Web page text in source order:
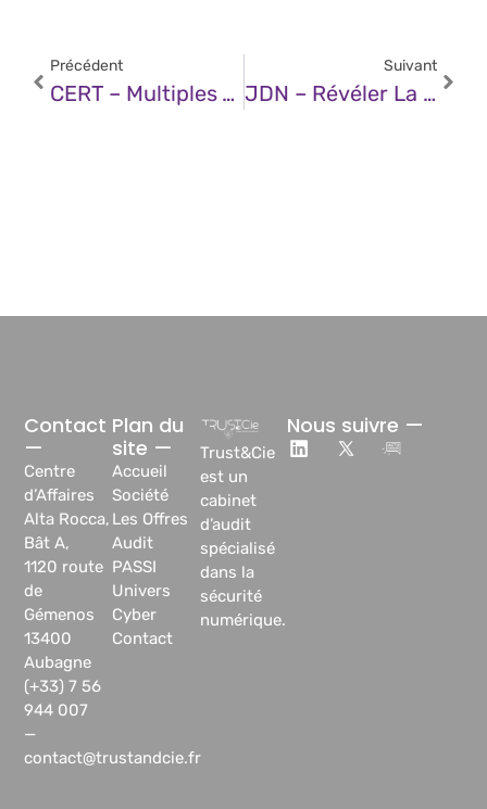
Précédent
CERT – Multiples Vulnérabilités Dans Le Noyau Linux De Red Hat (10 Octobre 2025)
Suivant
JDN – Révéler La Puissance De L’IA Grâce Aux Données Mainframe
Trust&Cie
est un
cabinet
d’audit
spécialisé
dans la
sécurité
numérique.
Plan du
site —
Accueil
Société
Les Offres
Audit
PASSI
Univers
Cyber
Contact
Contact
—
Centre
d’Affaires
Alta Rocca,
Bât A,
1120 route
de
Gémenos
13400
Aubagne
(+33) 7 56
944 007
—
contact@trustandcie.fr
Nous suivre —